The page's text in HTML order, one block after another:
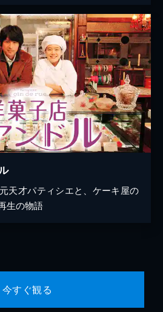
天才パティシエと、ケーキ屋の
生の物語
今すぐ観る